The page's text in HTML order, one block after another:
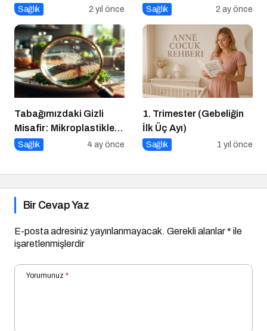
Dikkat!
Sağlık 2 yıl önce
Yatağı Kiralama
Sağlık 2 ay önce
Tabağımızdaki Gizli
Misafir: Mikroplastikler
ve Bedenimizdeki Sessiz
Sağlık 4 ay önce
1. Trimester (Gebeliğin
İlk Üç Ayı)
Sağlık 1 yıl önce
Bir Cevap Yaz
E-posta adresiniz yayınlanmayacak. Gerekli alanlar* ile
işaretlenmişlerdir
Yorumunuz *